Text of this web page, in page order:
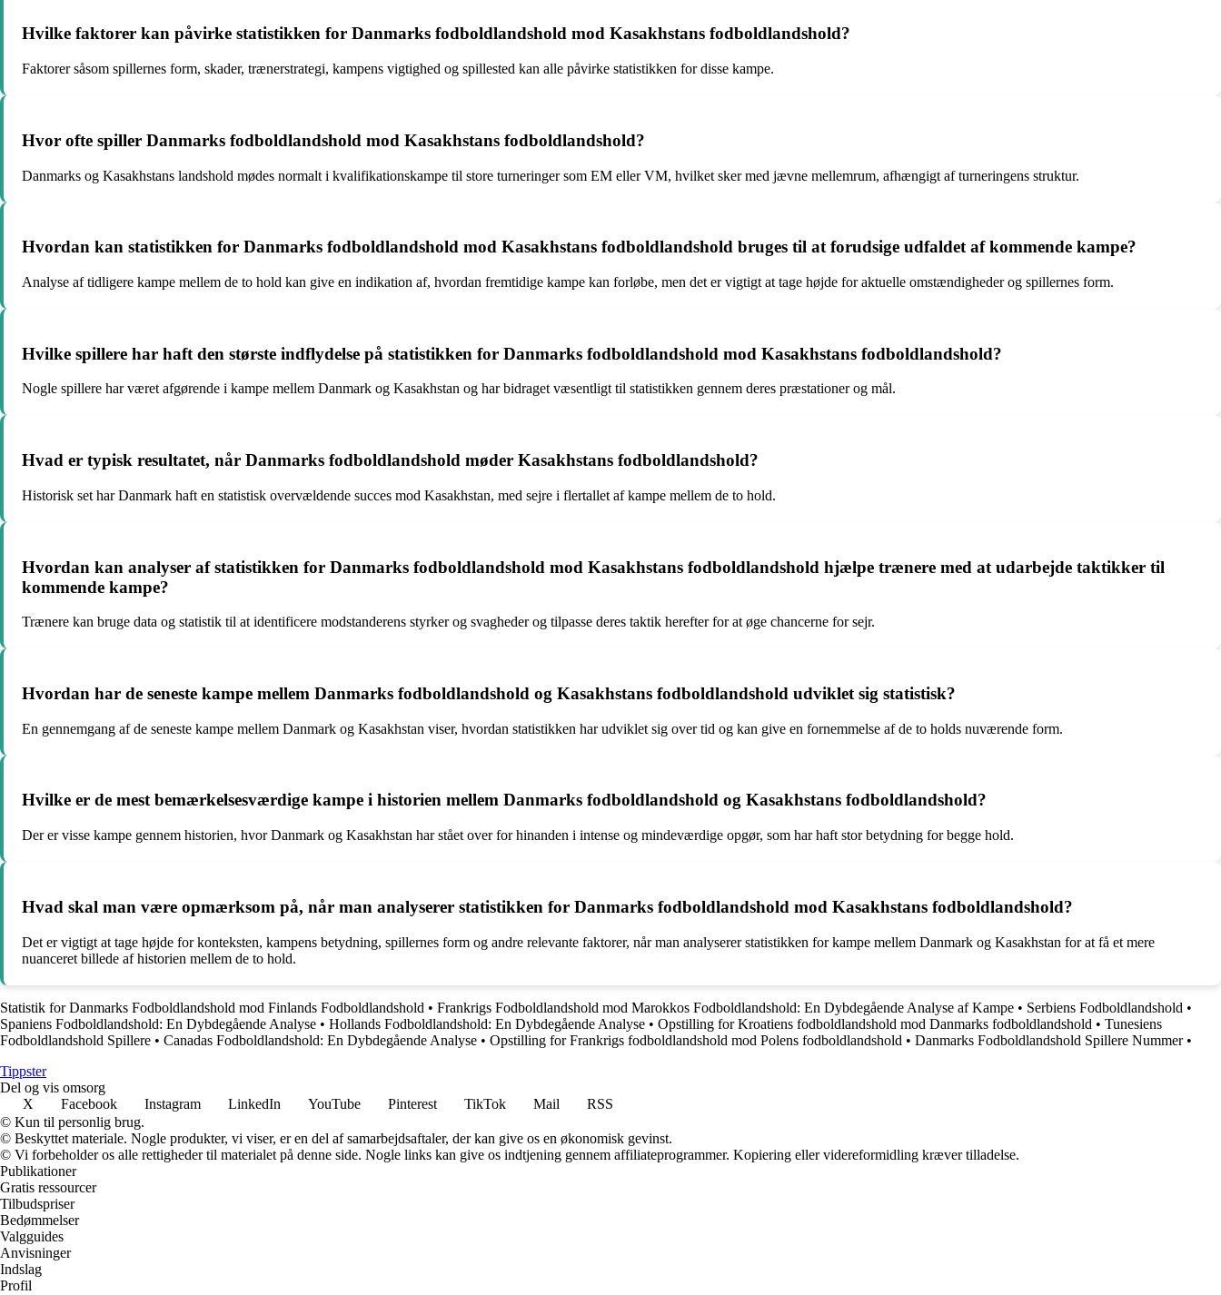
Hvilke faktorer kan påvirke statistikken for Danmarks fodboldlandshold mod Kasakhstans fodboldlandshold?
Faktorer såsom spillernes form, skader, trænerstrategi, kampens vigtighed og spillested kan alle påvirke statistikken for disse kampe.
Hvor ofte spiller Danmarks fodboldlandshold mod Kasakhstans fodboldlandshold?
Danmarks og Kasakhstans landshold mødes normalt i kvalifikationskampe til store turneringer som EM eller VM, hvilket sker med jævne mellemrum, afhængigt af turneringens struktur.
Hvordan kan statistikken for Danmarks fodboldlandshold mod Kasakhstans fodboldlandshold bruges til at forudsige udfaldet af kommende kampe?
Analyse af tidligere kampe mellem de to hold kan give en indikation af, hvordan fremtidige kampe kan forløbe, men det er vigtigt at tage højde for aktuelle omstændigheder og spillernes form.
Hvilke spillere har haft den største indflydelse på statistikken for Danmarks fodboldlandshold mod Kasakhstans fodboldlandshold?
Nogle spillere har været afgørende i kampe mellem Danmark og Kasakhstan og har bidraget væsentligt til statistikken gennem deres præstationer og mål.
Hvad er typisk resultatet, når Danmarks fodboldlandshold møder Kasakhstans fodboldlandshold?
Historisk set har Danmark haft en statistisk overvældende succes mod Kasakhstan, med sejre i flertallet af kampe mellem de to hold.
Hvordan kan analyser af statistikken for Danmarks fodboldlandshold mod Kasakhstans fodboldlandshold hjælpe trænere med at udarbejde taktikker til
kommende kampe?
Trænere kan bruge data og statistik til at identificere modstanderens styrker og svagheder og tilpasse deres taktik herefter for at øge chancerne for sejr.
Hvordan har de seneste kampe mellem Danmarks fodboldlandshold og Kasakhstans fodboldlandshold udviklet sig statistisk?
En gennemgang af de seneste kampe mellem Danmark og Kasakhstan viser, hvordan statistikken har udviklet sig over tid og kan give en fornemmelse af de to holds nuværende form.
Hvilke er de mest bemærkelsesværdige kampe i historien mellem Danmarks fodboldlandshold og Kasakhstans fodboldlandshold?
Der er visse kampe gennem historien, hvor Danmark og Kasakhstan har stået over for hinanden i intense og mindeværdige opgør, som har haft stor betydning for begge hold.
Hvad skal man være opmærksom på, når man analyserer statistikken for Danmarks fodboldlandshold mod Kasakhstans fodboldlandshold?
Det er vigtigt at tage højde for konteksten, kampens betydning, spillernes form og andre relevante faktorer, når man analyserer statistikken for kampe mellem Danmark og Kasakhstan for at få et mere
nuanceret billede af historien mellem de to hold.
Statistik for Danmarks Fodboldlandshold mod Finlands Fodboldlandshold • Frankrigs Fodboldlandshold mod Marokkos Fodboldlandshold: En Dybdegående Analyse af Kampe • Serbiens Fodboldlandshold •
Spaniens Fodboldlandshold: En Dybdegående Analyse • Hollands Fodboldlandshold: En Dybdegående Analyse • Opstilling for Kroatiens fodboldlandshold mod Danmarks fodboldlandshold • Tunesiens
Fodboldlandshold Spillere • Canadas Fodboldlandshold: En Dybdegående Analyse • Opstilling for Frankrigs fodboldlandshold mod Polens fodboldlandshold • Danmarks Fodboldlandshold Spillere Nummer•
Tippster
Del og vis omsorg
X
Facebook Instagram LinkedIn YouTube Pinterest TikTok Mail
RSS
© Kun til personlig brug.
© Beskyttet materiale. Nogle produkter, vi viser, er en del af samarbejdsaftaler, der kan give os en økonomisk gevinst.
© Vi forbeholder os alle rettigheder til materialet på denne side. Nogle links kan give os indtjening gennem affiliateprogrammer. Kopiering eller videreformidling kræver tilladelse.
Publikationer
Gratis ressourcer
Tilbudspriser
Bedømmelser
Valgguides
Anvisninger
Indslag
Profil